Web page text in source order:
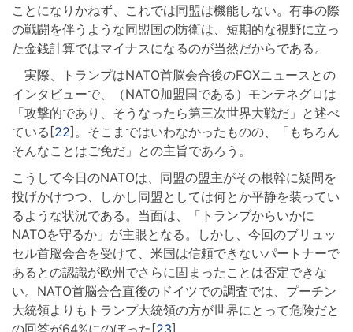
ことになりかねず、これでは同盟は機能しない。有事の際
の戦闘を伴うような同盟国の防衛は、短期的な視野に立っ
た金銭計算ではマイナスになるのが当然だからである。
実際、トランプはNATO首脳会合後のFOXニュースとの
インタビューで、（NATO加盟国である）モンテネグロは
「攻撃的であり、そうなったら第三次世界大戦だ」と述べ
ている[22]。そこまではいわなかったものの、「もちろん
そんなことはご免だ」との主旨であろう。
こうして今日のNATOは、同盟の盟主がその根幹に疑問を
投げかけつつ、しかし同盟としては何とか平静を装ってい
るような状況である。当面は、「トランプからいかに
NATOを守るか」が主眼となる。しかし、今回のブリュッ
セル首脳会合を受けて、米国は信頼できないパートナーで
あるとの認識が欧州でさらに固まったことは否定できな
い。NATO首脳会合直後のドイツでの調査では、プーチン
大統領よりもトランプ大統領の方が世界にとって危険だと
の回答が64%にのぼった[23]。